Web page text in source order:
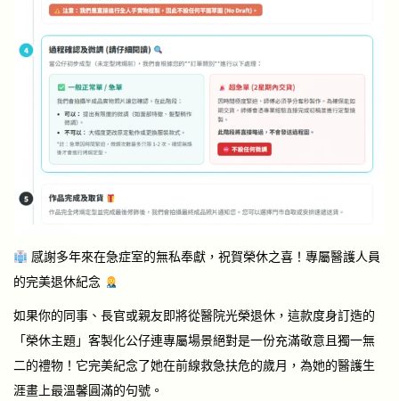
感謝多年來在急症室的無私奉獻，祝賀榮休之喜！專屬醫護人員
的完美退休紀念
如果你的同事、長官或親友即將從醫院光榮退休，這款度身訂造的
「榮休主題」客製化公仔連專屬場景絕對是一份充滿敬意且獨一無
二的禮物！它完美紀念了她在前線救急扶危的歲月，為她的醫護生
涯畫上最溫馨圓滿的句號。